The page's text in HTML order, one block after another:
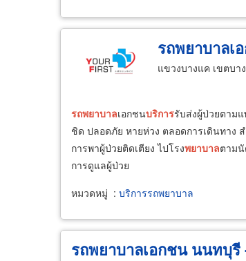
รถพยาบาลเ
แขวงบางแค เขตบา
รถพยาบาลเอกชนบริการรับส่งผู้ป่วยตาม
ชิด ปลอดภัย หายห่วง ตลอดการเดินทาง
การพาผู้ป่วยติดเตียง ไปโรงพยาบาลตาม
การดูแลผู้ป่วย
หมวดหมู่ : บริการรถพยาบาล
รถพยาบาลเอกชน นนทบุรี